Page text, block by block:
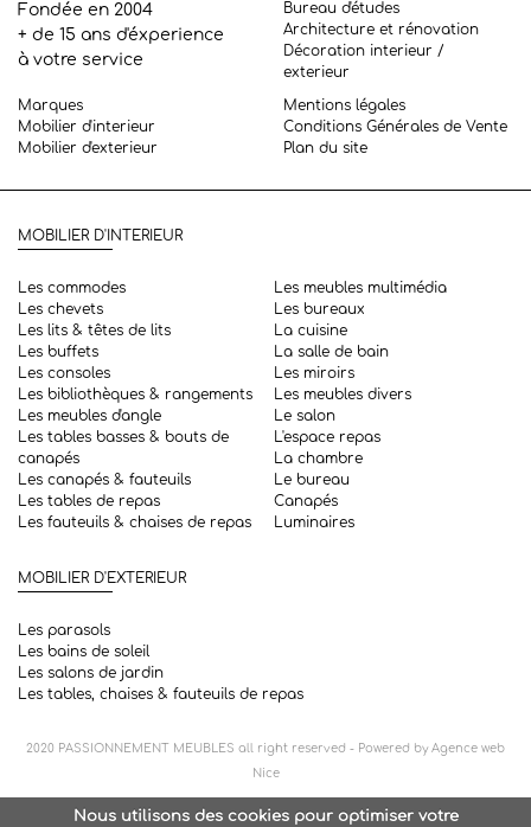
Fondée en 2004
+ de 15 ans d'éxperience
à votre service
Bureau d'études
Architecture et rénovation
Décoration interieur /
exterieur
Marques
Mobilier d'interieur
Mobilier d'exterieur
Mentions légales
Conditions Générales de Vente
Plan du site
MOBILIER D'INTERIEUR
Les commodes
Les chevets
Les lits & têtes de lits
Les buffets
Les consoles
Les bibliothèques & rangements
Les meubles d'angle
Les tables basses & bouts de
canapés
Les canapés & fauteuils
Les tables de repas
Les fauteuils & chaises de repas
Les meubles multimédia
Les bureaux
La cuisine
La salle de bain
Les miroirs
Les meubles divers
Le salon
L'espace repas
La chambre
Le bureau
Canapés
Luminaires
MOBILIER D'EXTERIEUR
Les parasols
Les bains de soleil
Les salons de jardin
Les tables, chaises & fauteuils de repas
2020 PASSIONNEMENT MEUBLES all right reserved - Powered byAgence web
Nice
Nous utilisons des cookies pour optimiser votre